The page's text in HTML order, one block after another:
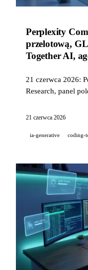
Perplexity
przelotową,
Together AI,
21 czerwca 2026:
Research, panel
serwerem na
Custom Agents;
21 czerwca 2026
ia-generative coding-